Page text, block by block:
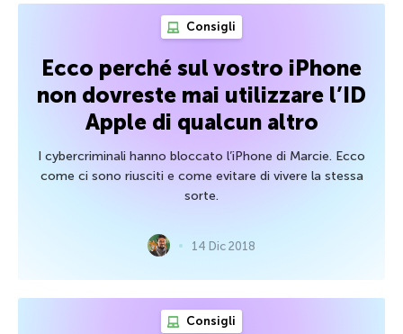
Consigli
Ecco perché sul vostro iPhone
non dovreste mai utilizzare l’ID
Apple di qualcun altro
I cybercriminali hanno bloccato l’iPhone di Marcie. Ecco
come ci sono riusciti e come evitare di vivere la stessa
sorte.
14 Dic 2018
Consigli